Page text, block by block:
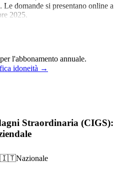
domande si presentano online a
2025.
l'abbonamento annuale.
idoneità →
Straordinaria (CIGS):
🇮🇹Nazionale